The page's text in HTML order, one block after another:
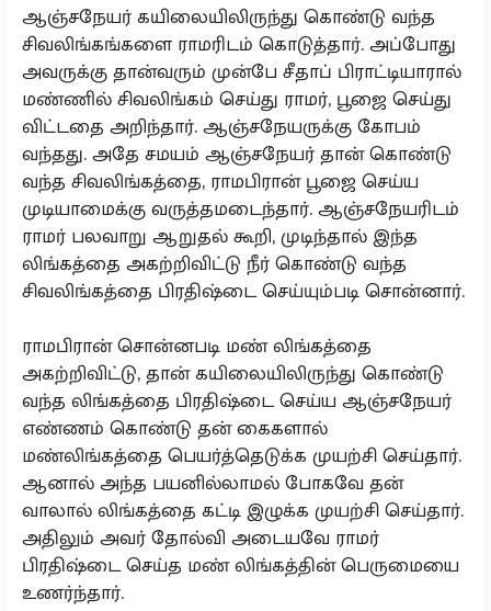
ஆஞ்சநேயர் கயிலையிலிருந்து கொண்டு வந்த
சிவலிங்கங்களை ராமரிடம் கொடுத்தார். அப்போது
அவருக்கு தான்வரும் முன்பே சீதாப் பிராட்டியாரால்
மண்ணில் சிவலிங்கம் செய்து ராமர், பூஜை செய்து
விட்டதை அறிந்தார். ஆஞ்சநேயருக்கு கோபம்
வந்தது. அதே சமயம் ஆஞ்சநேயர் தான் கொண்டு
வந்த சிவலிங்கத்தை, ராமபிரான் பூஜை செய்ய
முடியாமைக்கு வருத்தமடைந்தார். ஆஞ்சநேயரிடம்
ராமர் பலவாறு ஆறுதல் கூறி, முடிந்தால் இந்த
லிங்கத்தை அகற்றிவிட்டு நீர் கொண்டு வந்த
சிவலிங்கத்தை பிரதிஷ்டை செய்யும்படி சொன்னார்.
ராமபிரான் சொன்னபடி மண் லிங்கத்தை
அகற்றிவிட்டு, தான் கயிலையிலிருந்து கொண்டு
வந்த லிங்கத்தை பிரதிஷ்டை செய்ய ஆஞ்சநேயர்
எண்ணம் கொண்டு தன் கைகளால்
மண்லிங்கத்தை பெயர்த்தெடுக்க முயற்சி செய்தார்.
ஆனால் அந்த பயனில்லாமல் போகவே தன்
வாலால் லிங்கத்தை கட்டி இழுக்க முயற்சி செய்தார்.
அதிலும் அவர் தோல்வி அடையவே ராமர்
பிரதிஷ்டை செய்த மண் லிங்கத்தின் பெருமையை
உணர்ந்தார்.